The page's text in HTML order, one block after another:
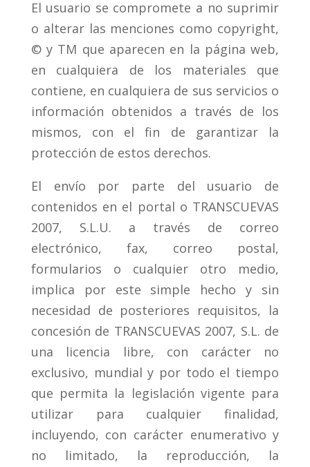
El usuario se compromete a no suprimir
o alterar las menciones como copyright,
© y TM que aparecen en la página web,
en cualquiera de los materiales que
contiene, en cualquiera de sus servicios o
información obtenidos a través de los
mismos, con el fin de garantizar la
protección de estos derechos.
El envío por parte del usuario de
contenidos en el portal o TRANSCUEVAS
2007, S.L.U. a través de correo
electrónico, fax, correo postal,
formularios o cualquier otro medio,
implica por este simple hecho y sin
necesidad de posteriores requisitos, la
concesión de TRANSCUEVAS 2007, S.L. de
una licencia libre, con carácter no
exclusivo, mundial y por todo el tiempo
que permita la legislación vigente para
utilizar para cualquier finalidad,
incluyendo, con carácter enumerativo y
no limitado, la reproducción, la